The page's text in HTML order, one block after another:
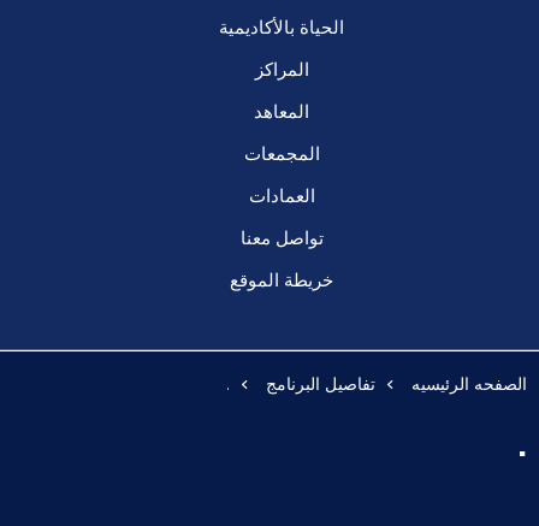
الحياة بالأكاديمية
المراكز
المعاهد
المجمعات
العمادات
تواصل معنا
خريطة الموقع
الصفحه الرئيسيه تفاصيل البرنامج .
.